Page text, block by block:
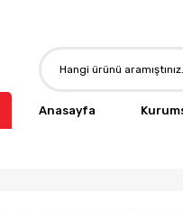
Anasayfa